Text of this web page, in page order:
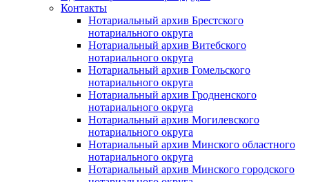
Контакты
Нотариальный архив Брестского
нотариального округа
Нотариальный архив Витебского
нотариального округа
Нотариальный архив Гомельского
нотариального округа
Нотариальный архив Гродненского
нотариального округа
Нотариальный архив Могилевского
нотариального округа
Нотариальный архив Минского областного
нотариального округа
Нотариальный архив Минского городского